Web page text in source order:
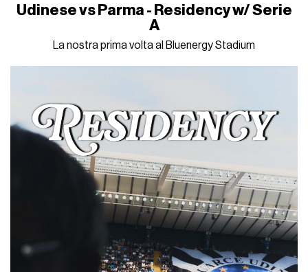
Udinese vs Parma - Residency w/ Serie
A
La nostra prima volta al Bluenergy Stadium